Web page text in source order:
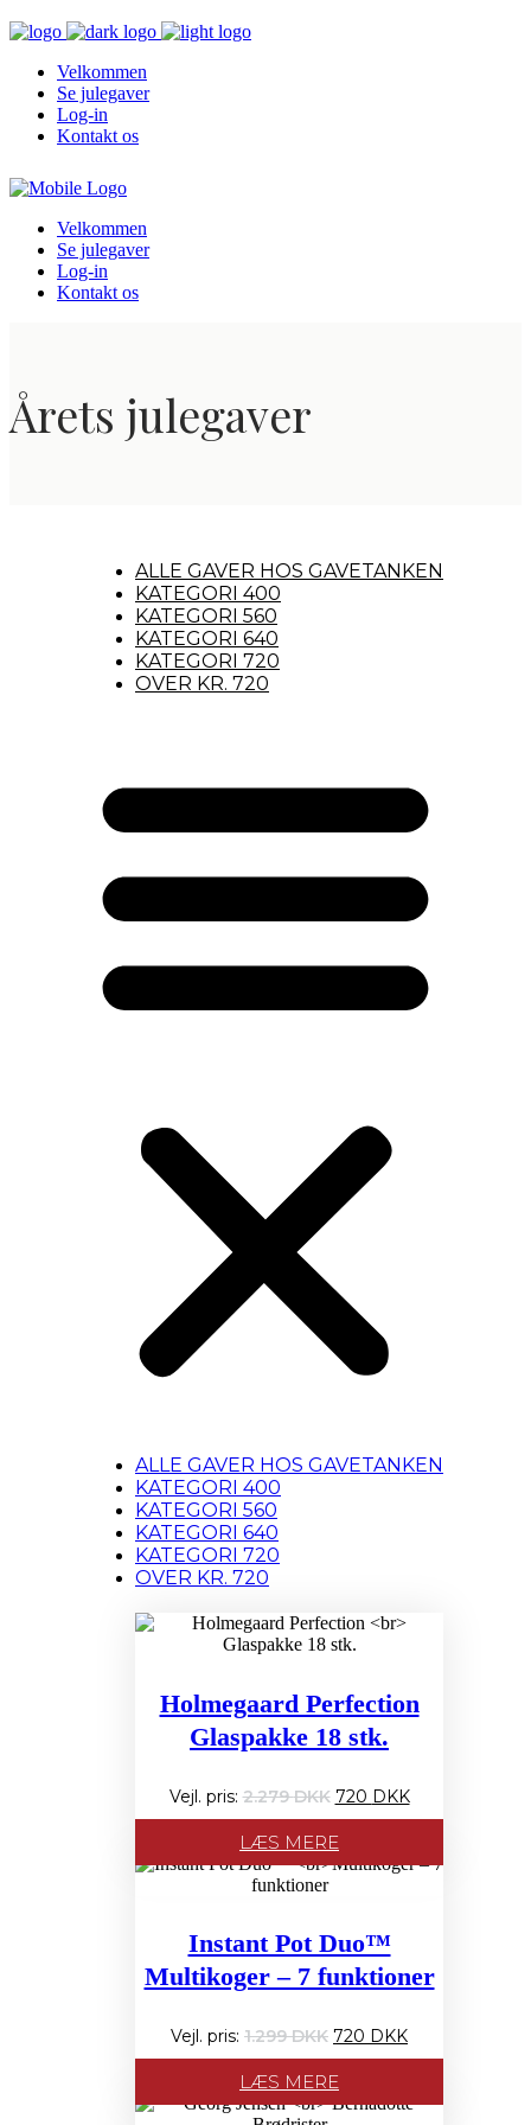
Velkommen
Se julegaver
Log-in
Kontakt os
Velkommen
Se julegaver
Log-in
Kontakt os
Årets julegaver
ALLE GAVER HOS GAVETANKEN
KATEGORI 400
KATEGORI 560
KATEGORI 640
KATEGORI 720
OVER KR. 720
ALLE GAVER HOS GAVETANKEN
KATEGORI 400
KATEGORI 560
KATEGORI 640
KATEGORI 720
OVER KR. 720
Holmegaard Perfection
Glaspakke 18 stk.
2.279
Den
oprindelige
pris
2.279 PRIS:.
720
Den
aktuelle
LÆS MERE
Instant Pot Duo™
Multikoger – 7 funktioner
1.299
Den
oprindelige
pris
720
Den
aktuelle
LÆS MERE